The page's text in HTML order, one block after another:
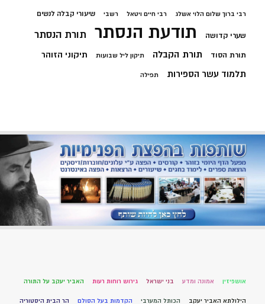
רבי ברוך שלום הלוי אשלג רבי חיים ויטאל רשבי שיעורי קבלה לנשים
שערי קדושה תודעת הנסתר תורת הנסתר
תורת הסוד תורת הקבלה תיקון ליל שבועות תיקוני הזוהר
תלמוד עשר הספירות תפילה
אושפיזין אמונה ומדע בני ישראל גירוש רוחות רעות האביר יעקב על התורה
הילולתא האביר יעקב הכותל המערבי הקדמות בעל הסולם הר הבית היסטוריה